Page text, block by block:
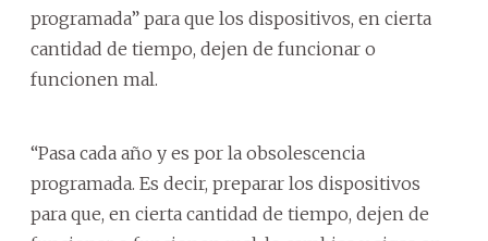
programada” para que los dispositivos, en cierta
cantidad de tiempo, dejen de funcionar o
funcionen mal.
“Pasa cada año y es por la obsolescencia
programada. Es decir, preparar los dispositivos
para que, en cierta cantidad de tiempo, dejen de